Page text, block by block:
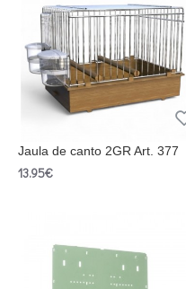
Jaula de canto 2GR Art. 377
13.95€